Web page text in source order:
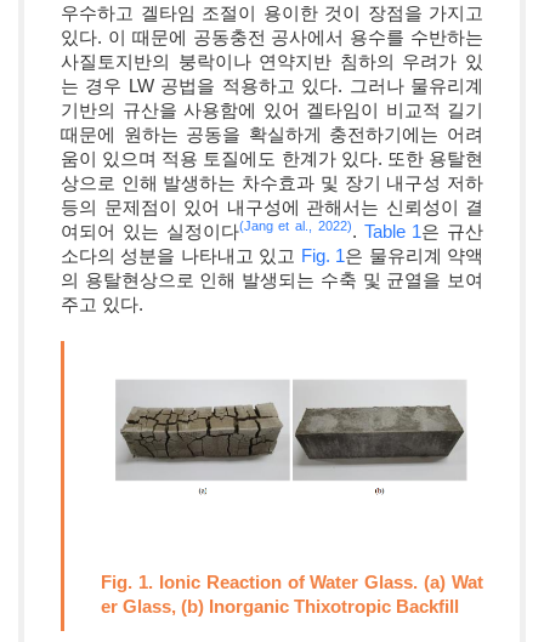
우수하고 겔타임 조절이 용이한 것이 장점을 가지고
있다. 이 때문에 공동충전 공사에서 용수를 수반하는
사질토지반의 붕락이나 연약지반 침하의 우려가 있
는 경우 LW 공법을 적용하고 있다. 그러나 물유리계
기반의 규산을 사용함에 있어 겔타임이 비교적 길기
때문에 원하는 공동을 확실하게 충전하기에는 어려
움이 있으며 적용 토질에도 한계가 있다. 또한 용탈현
상으로 인해 발생하는 차수효과 및 장기 내구성 저하
등의 문제점이 있어 내구성에 관해서는 신뢰성이 결
여되어 있는 실정이다(Jang et al., 2022). Table 1은 규산
소다의 성분을 나타내고 있고 Fig. 1은 물유리계 약액
의 용탈현상으로 인해 발생되는 수축 및 균열을 보여
주고 있다.
Fig. 1. Ionic Reaction of Water Glass. (a) Wat
er Glass, (b) Inorganic Thixotropic Backfill